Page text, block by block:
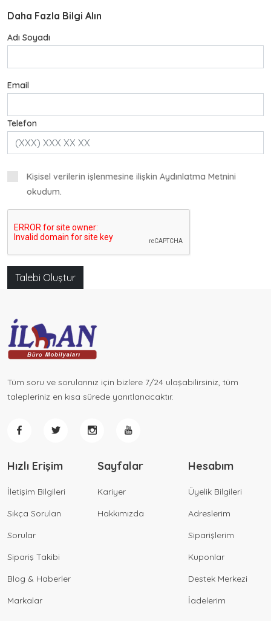
Çalışma Koltukları
Oturma Grupları
Puflar
Eğitim Mobilyaları
Bilgisayar Masaları
Sağlık Mobilyaları
Kafe Koltukları
Daha Fazla Bilgi Alın
Adı Soyadı
Email
Telefon
Kişisel verilerin işlenmesine ilişkin Aydınlatma Metnini
okudum.
Talebi Oluştur
Tüm soru ve sorularınız için bizlere 7/24 ulaşabilirsiniz, tüm
talepleriniz en kısa sürede yanıtlanacaktır.
Hızlı Erişim
İletişim Bilgileri
Sıkça Sorulan
Sorular
Sipariş Takibi
Blog & Haberler
Markalar
Sayfalar
Kariyer
Hakkımızda
Hesabım
Üyelik Bilgileri
Adreslerim
Siparişlerim
Kuponlar
Destek Merkezi
İadelerim